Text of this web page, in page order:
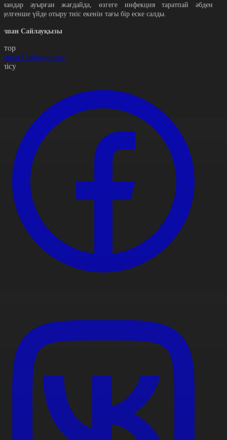
ауырған жағдайда, өзгеге инфекция таратпай әбден
үйде отыру тиіс екенін тағы бір еске салды.
Сайлауқызы
Сайлауқызы